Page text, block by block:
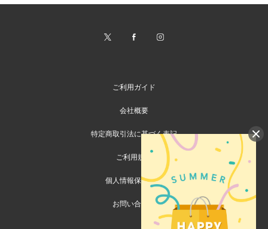
ご利用ガイド
会社概要
特定商取引法に基づく表記
ご利用規約
個人情報保護方針
お問い合わせ